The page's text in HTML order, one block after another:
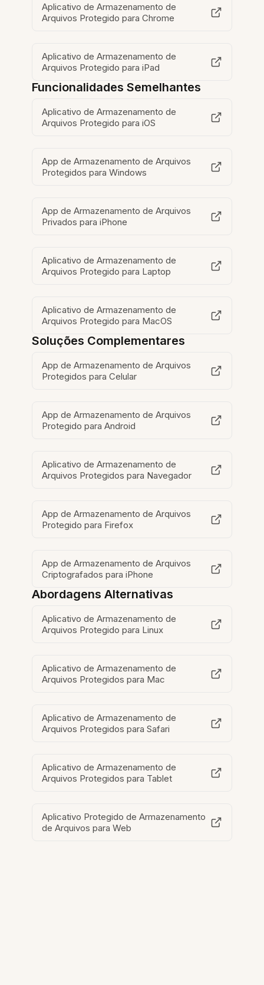
Aplicativo de Armazenamento de
Arquivos Protegido para Chrome
Aplicativo de Armazenamento de
Arquivos Protegido para iPad
Funcionalidades Semelhantes
Aplicativo de Armazenamento de
Arquivos Protegido para iOS
App de Armazenamento de Arquivos
Protegidos para Windows
App de Armazenamento de Arquivos
Privados para iPhone
Aplicativo de Armazenamento de
Arquivos Protegido para Laptop
Aplicativo de Armazenamento de
Arquivos Protegido para MacOS
Soluções Complementares
App de Armazenamento de Arquivos
Protegidos para Celular
App de Armazenamento de Arquivos
Protegido para Android
Aplicativo de Armazenamento de
Arquivos Protegidos para Navegador
App de Armazenamento de Arquivos
Protegido para Firefox
App de Armazenamento de Arquivos
Criptografados para iPhone
Abordagens Alternativas
Aplicativo de Armazenamento de
Arquivos Protegido para Linux
Aplicativo de Armazenamento de
Arquivos Protegidos para Mac
Aplicativo de Armazenamento de
Arquivos Protegidos para Safari
Aplicativo de Armazenamento de
Arquivos Protegidos para Tablet
Aplicativo Protegido de Armazenamento
de Arquivos para Web